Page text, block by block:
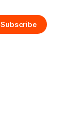
Subscribe